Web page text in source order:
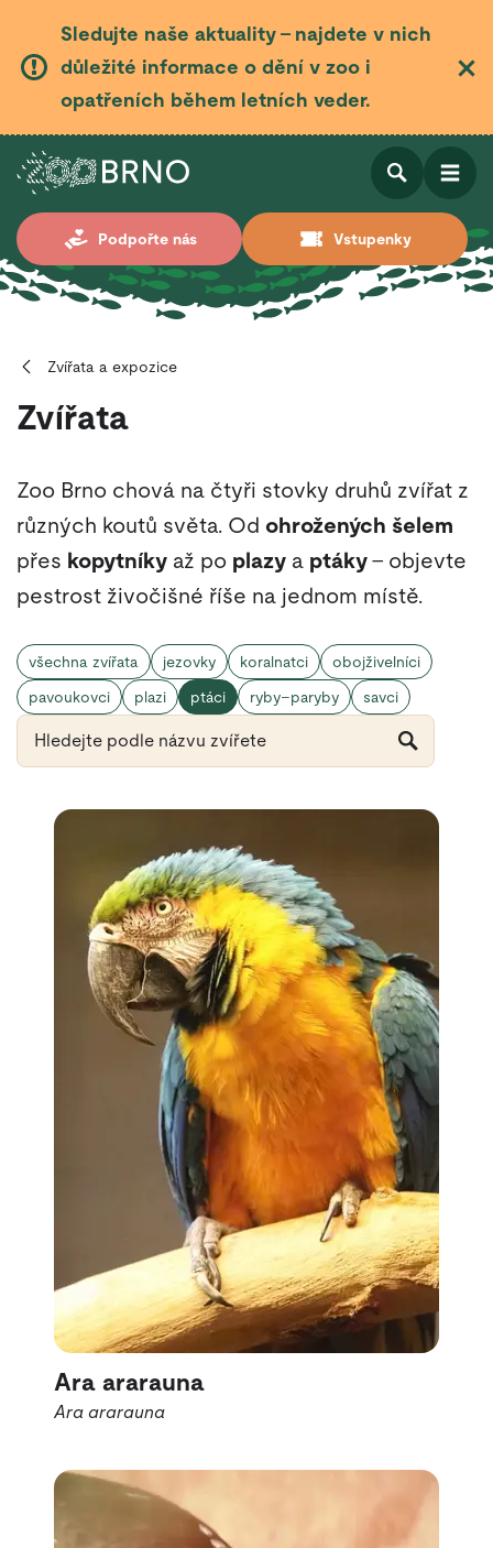
Sledujte naše aktuality – najdete v nich
důležité informace o dění v zoo i
opatřeních během letních veder.
Podpořte nás Vstupenky
Otevřít
Otevřít
Zvířata a expozice
Zvířata
Zoo Brno chová na čtyři stovky druhů zvířat z
různých koutů světa. Od ohrožených šelem
přes kopytníky až po plazy a ptáky– objevte
pestrost živočišné říše na jednom místě.
všechna zvířata jezovky koralnatci
obojživelníci
pavoukovci
plazi ptáci ryby–paryby savci
Ara ararauna
Ara ararauna